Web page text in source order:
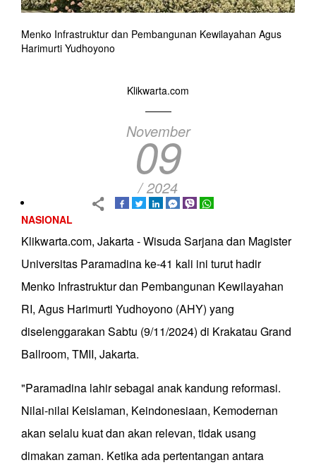
Menko Infrastruktur dan Pembangunan Kewilayahan Agus
Harimurti Yudhoyono
Klikwarta.com
November
09
/ 2024
NASIONAL
Klikwarta.com, Jakarta - Wisuda Sarjana dan Magister
Universitas Paramadina ke-41 kali ini turut hadir
Menko Infrastruktur dan Pembangunan Kewilayahan
RI, Agus Harimurti Yudhoyono (AHY) yang
diselenggarakan Sabtu (9/11/2024) di Krakatau Grand
Ballroom, TMII, Jakarta.
"Paramadina lahir sebagai anak kandung reformasi.
Nilai-nilai Keislaman, Keindonesiaan, Kemodernan
akan selalu kuat dan akan relevan, tidak usang
dimakan zaman. Ketika ada pertentangan antara